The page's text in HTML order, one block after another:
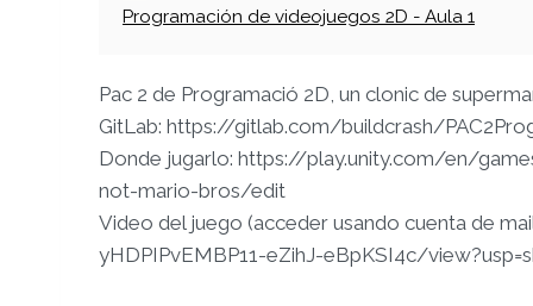
Programación de videojuegos 2D - Aula 1
Pac 2 de Programació 2D, un clonic de
GitLab: https://gitlab.com/buildcrash/
Donde jugarlo: https://play.unity.com/en/
not-mario-bros/edit
Video del juego (acceder usando cuenta de
yHDPIPvEMBP11-eZihJ-eBpKSI4c/